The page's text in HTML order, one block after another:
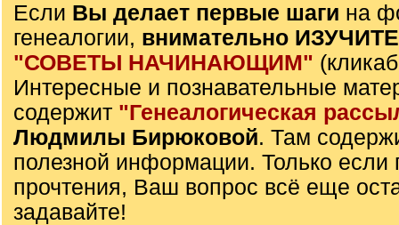
Если Вы делает первые шаги на
генеалогии, внимательно
"СОВЕТЫ НАЧИНАЮЩИМ"
Интересные и познавательные
содержит "Генеалогическая
Людмилы Бирюковой. Там
полезной информации. Только если
прочтения, Ваш вопрос всё еще
задавайте!